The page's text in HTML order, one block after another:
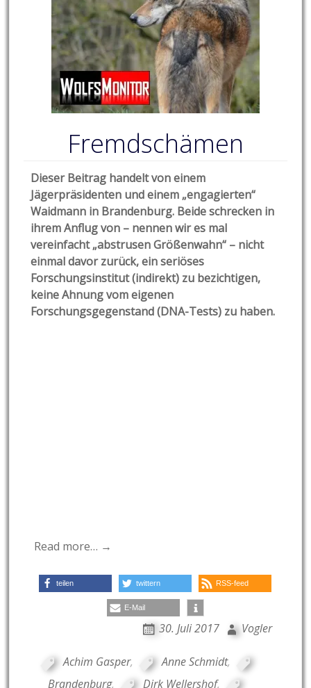
Fremdschämen
Dieser Beitrag handelt von einem
Jägerpräsidenten und einem „engagierten“
Waidmann in Brandenburg. Beide schrecken in
ihrem Anflug von – nennen wir es mal
vereinfacht „abstrusen Größenwahn“ – nicht
einmal davor zurück, ein seriöses
Forschungsinstitut (indirekt) zu bezichtigen,
keine Ahnung vom eigenen
Forschungsgegenstand (DNA-Tests) zu haben.
Read more… →
teilen twittern RSS-feed
E-Mail
30. Juli 2017 Vogler
Achim Gasper, Anne Schmidt,
Brandenburg, Dirk Wellershof,